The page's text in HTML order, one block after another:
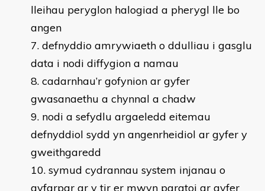
lleihau peryglon halogiad a pherygl lle bo
angen
defnyddio amrywiaeth o ddulliau i gasglu
data i nodi diffygion a namau
cadarnhau’r gofynion ar gyfer
gwasanaethu a chynnal a chadw
nodi a sefydlu argaeledd eitemau
defnyddiol sydd yn angenrheidiol ar gyfer y
gweithgaredd
symud cydrannau system injanau o
gyfarpar ar y tir er mwyn paratoi ar gyfer